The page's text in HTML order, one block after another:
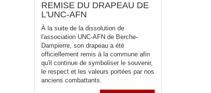
REMISE DU DRAPEAU DE
L'UNC-AFN
À la suite de la dissolution de
l'association UNC-AFN de Berche-
Dampierre, son drapeau a été
officiellement remis à la commune afin
qu'il continue de symboliser le souvenir,
le respect et les valeurs portées par nos
anciens combattants.